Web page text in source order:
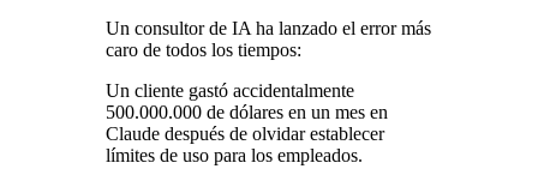
Un consultor de IA ha lanzado el error más
caro de todos los tiempos:
Un cliente gastó accidentalmente
500.000.000 de dólares en un mes en
Claude después de olvidar establecer
límites de uso para los empleados.